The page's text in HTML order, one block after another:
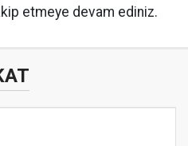
etmeye devam ediniz.